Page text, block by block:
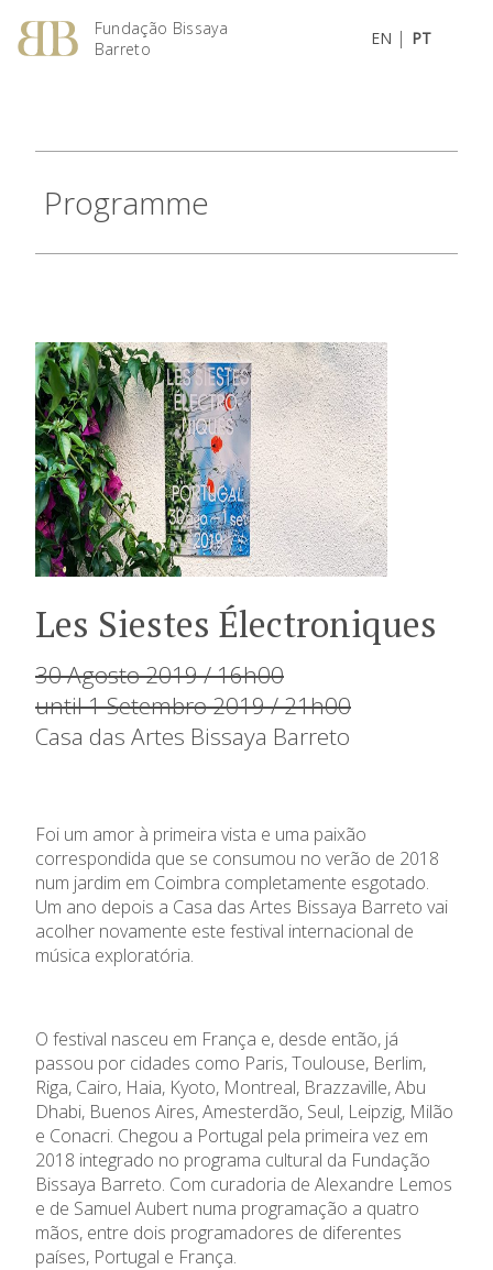
Fundação Bissaya
Barreto
EN | PT
Programme
Les Siestes Électroniques
30 Agosto 2019 / 16h00
until 1 Setembro 2019 / 21h00
Casa das Artes Bissaya Barreto
Foi um amor à primeira vista e uma paixão
correspondida que se consumou no verão de 2018
num jardim em Coimbra completamente esgotado.
Um ano depois a Casa das Artes Bissaya Barreto vai
acolher novamente este festival internacional de
música exploratória.
O festival nasceu em França e, desde então, já
passou por cidades como Paris, Toulouse, Berlim,
Riga, Cairo, Haia, Kyoto, Montreal, Brazzaville, Abu
Dhabi, Buenos Aires, Amesterdão, Seul, Leipzig, Milão
e Conacri. Chegou a Portugal pela primeira vez em
2018 integrado no programa cultural da Fundação
Bissaya Barreto. Com curadoria de Alexandre Lemos
e de Samuel Aubert numa programação a quatro
mãos, entre dois programadores de diferentes
países, Portugal e França.